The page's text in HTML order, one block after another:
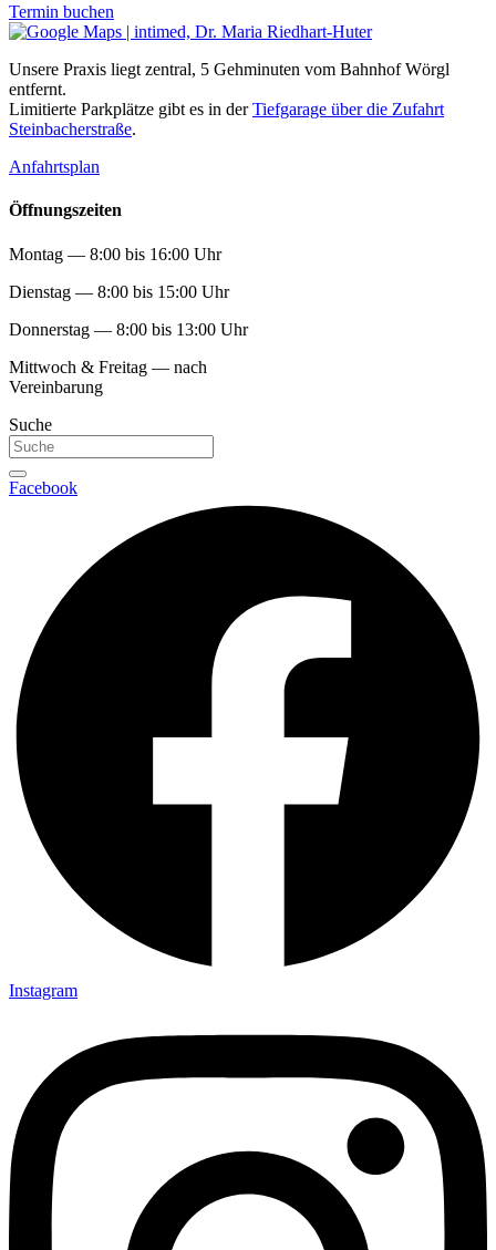
Termin buchen
Unsere Praxis liegt zentral, 5 Gehminuten vom Bahnhof Wörgl
entfernt.
Limitierte Parkplätze gibt es in derTiefgarage über die Zufahrt
Steinbacherstraße.
Anfahrtsplan
Öffnungszeiten
Montag — 8:00 bis 16:00 Uhr
Dienstag — 8:00 bis 15:00 Uhr
Donnerstag — 8:00 bis 13:00 Uhr
Mittwoch & Freitag — nach
Vereinbarung
Suche
Facebook
Instagram